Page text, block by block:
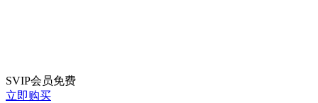
SVIP会员免费
立即购买